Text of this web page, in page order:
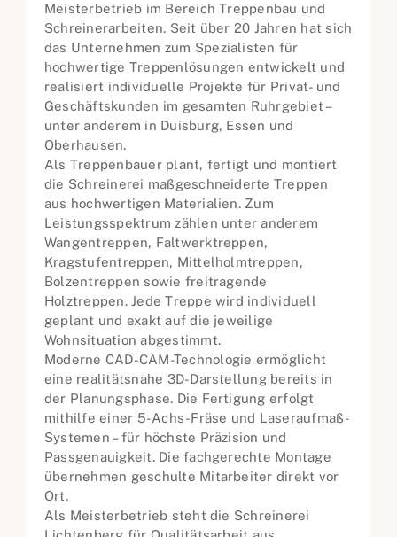
Meisterbetrieb im Bereich Treppenbau und
Schreinerarbeiten. Seit über 20 Jahren hat sich
das Unternehmen zum Spezialisten für
hochwertige Treppenlösungen entwickelt und
realisiert individuelle Projekte für Privat- und
Geschäftskunden im gesamten Ruhrgebiet –
unter anderem in Duisburg, Essen und
Oberhausen.
Als Treppenbauer plant, fertigt und montiert
die Schreinerei maßgeschneiderte Treppen
aus hochwertigen Materialien. Zum
Leistungsspektrum zählen unter anderem
Wangentreppen, Faltwerktreppen,
Kragstufentreppen, Mittelholmtreppen,
Bolzentreppen sowie freitragende
Holztreppen. Jede Treppe wird individuell
geplant und exakt auf die jeweilige
Wohnsituation abgestimmt.
Moderne CAD-CAM-Technologie ermöglicht
eine realitätsnahe 3D-Darstellung bereits in
der Planungsphase. Die Fertigung erfolgt
mithilfe einer 5-Achs-Fräse und Laseraufmaß-
Systemen – für höchste Präzision und
Passgenauigkeit. Die fachgerechte Montage
übernehmen geschulte Mitarbeiter direkt vor
Ort.
Als Meisterbetrieb steht die Schreinerei